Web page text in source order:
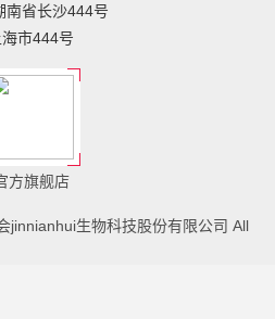
南省长沙444号
市444号
方旗舰店
jinnianhui生物科技股份有限公司 All